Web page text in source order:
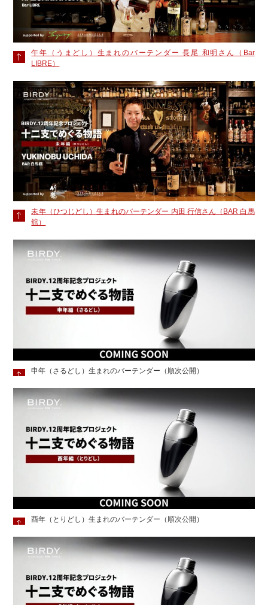
午年（うまどし）生まれのバーテンダー 長尾 和明さん（Bar
LIBRE）
未年（ひつじどし）生まれのバーテンダー 内田 行信さん（BAR 白馬
舘）
申年（さるどし）生まれのバーテンダー（順次公開）
酉年（とりどし）生まれのバーテンダー（順次公開）